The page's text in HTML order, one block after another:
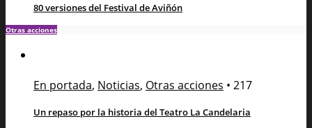
80 versiones del Festival de Aviñón
Otras acciones
En portada, Noticias, Otras acciones • 217
Un repaso por la historia del Teatro La Candelaria